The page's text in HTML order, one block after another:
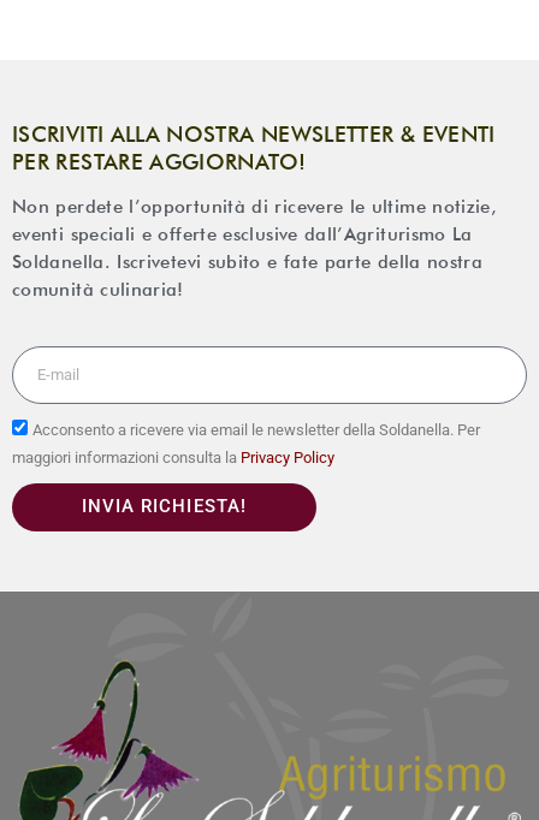
ISCRIVITI ALLA NOSTRA NEWSLETTER & EVENTI
PER RESTARE AGGIORNATO!
Non perdete l’opportunità di ricevere le ultime notizie,
eventi speciali e offerte esclusive dall’Agriturismo La
Soldanella. Iscrivetevi subito e fate parte della nostra
comunità culinaria!
Acconsento a ricevere via email le newsletter della Soldanella. Per
maggiori informazioni consulta la Privacy Policy
INVIA RICHIESTA!